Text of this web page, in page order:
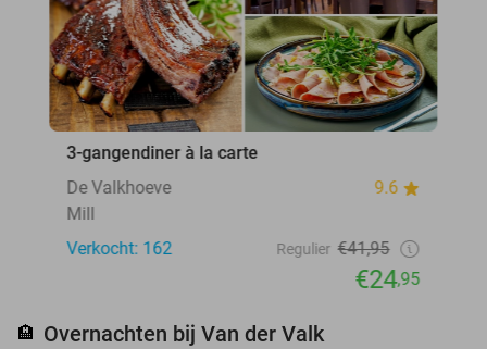
3-gangendiner à la carte
De Valkhoeve
9.6
Mill
Verkocht: 162
Regulier €41,95
€24,95
🏨 Overnachten bij Van der Valk